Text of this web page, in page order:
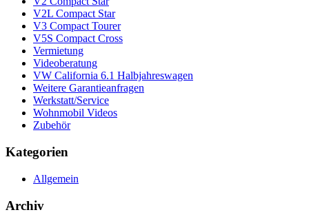
V2L Compact Star
V3 Compact Tourer
V5S Compact Cross
Vermietung
Videoberatung
VW California 6.1 Halbjahreswagen
Weitere Garantieanfragen
Werkstatt/Service
Wohnmobil Videos
Zubehör
Kategorien
Allgemein
Archiv